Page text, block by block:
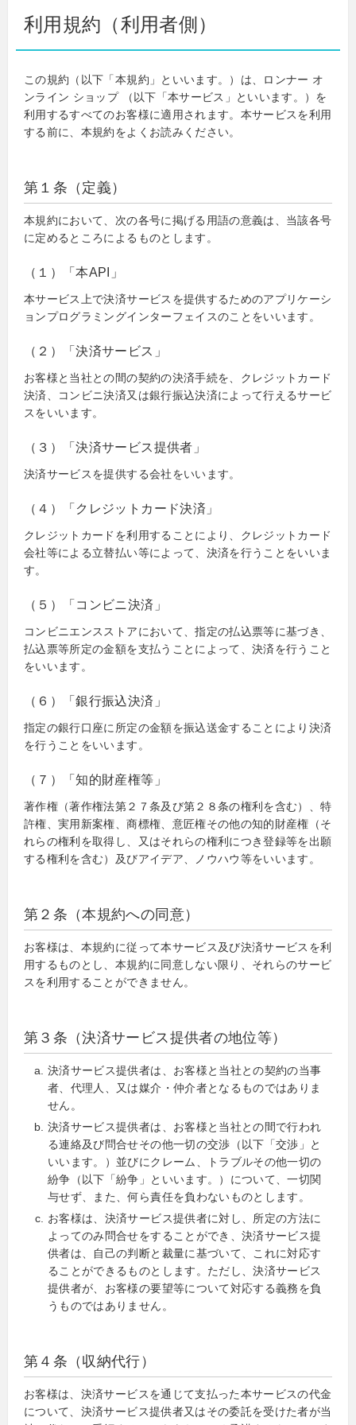
利用規約（利用者側）
この規約（以下「本規約」といいます。）は、ロンナー オ
ンライン ショップ （以下「本サービス」といいます。）を
利用するすべてのお客様に適用されます。本サービスを利用
する前に、本規約をよくお読みください。
第１条（定義）
本規約において、次の各号に掲げる用語の意義は、当該各号
に定めるところによるものとします。
（１）「本API」
本サービス上で決済サービスを提供するためのアプリケーシ
ョンプログラミングインターフェイスのことをいいます。
（２）「決済サービス」
お客様と当社との間の契約の決済手続を、クレジットカード
決済、コンビニ決済又は銀行振込決済によって行えるサービ
スをいいます。
（３）「決済サービス提供者」
決済サービスを提供する会社をいいます。
（４）「クレジットカード決済」
クレジットカードを利用することにより、クレジットカード
会社等による立替払い等によって、決済を行うことをいいま
す。
（５）「コンビニ決済」
コンビニエンスストアにおいて、指定の払込票等に基づき、
払込票等所定の金額を支払うことによって、決済を行うこと
をいいます。
（６）「銀行振込決済」
指定の銀行口座に所定の金額を振込送金することにより決済
を行うことをいいます。
（７）「知的財産権等」
著作権（著作権法第２７条及び第２８条の権利を含む）、特
許権、実用新案権、商標権、意匠権その他の知的財産権（そ
れらの権利を取得し、又はそれらの権利につき登録等を出願
する権利を含む）及びアイデア、ノウハウ等をいいます。
第２条（本規約への同意）
お客様は、本規約に従って本サービス及び決済サービスを利
用するものとし、本規約に同意しない限り、それらのサービ
スを利用することができません。
第３条（決済サービス提供者の地位等）
決済サービス提供者は、お客様と当社との契約の当事
者、代理人、又は媒介・仲介者となるものではありま
せん。
決済サービス提供者は、お客様と当社との間で行われ
る連絡及び問合せその他一切の交渉（以下「交渉」と
いいます。）並びにクレーム、トラブルその他一切の
紛争（以下「紛争」といいます。）について、一切関
与せず、また、何ら責任を負わないものとします。
お客様は、決済サービス提供者に対し、所定の方法に
よってのみ問合せをすることができ、決済サービス提
供者は、自己の判断と裁量に基づいて、これに対応す
ることができるものとします。ただし、決済サービス
提供者が、お客様の要望等について対応する義務を負
うものではありません。
第４条（収納代行）
お客様は、決済サービスを通じて支払った本サービスの代金
について、決済サービス提供者又はその委託を受けた者が当